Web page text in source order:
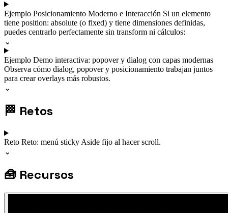
Ejemplo Posicionamiento Moderno e Interacción Si un elemento
tiene position: absolute (o fixed) y tiene dimensiones definidas,
puedes centrarlo perfectamente sin transform ni cálculos:
⌄
Ejemplo Demo interactiva: popover y dialog con capas modernas
Observa cómo dialog, popover y posicionamiento trabajan juntos
para crear overlays más robustos.
⌄
🏁 Retos
Reto Reto: menú stickyAside fijo al hacer scroll.
⌄
🧰 Recursos